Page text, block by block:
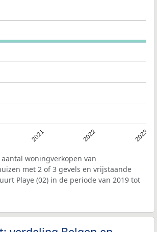
2021 2022 2023
woningverkopen van
met 2 of 3 gevels en vrijstaande
Playe (02) in de periode van 2019 tot